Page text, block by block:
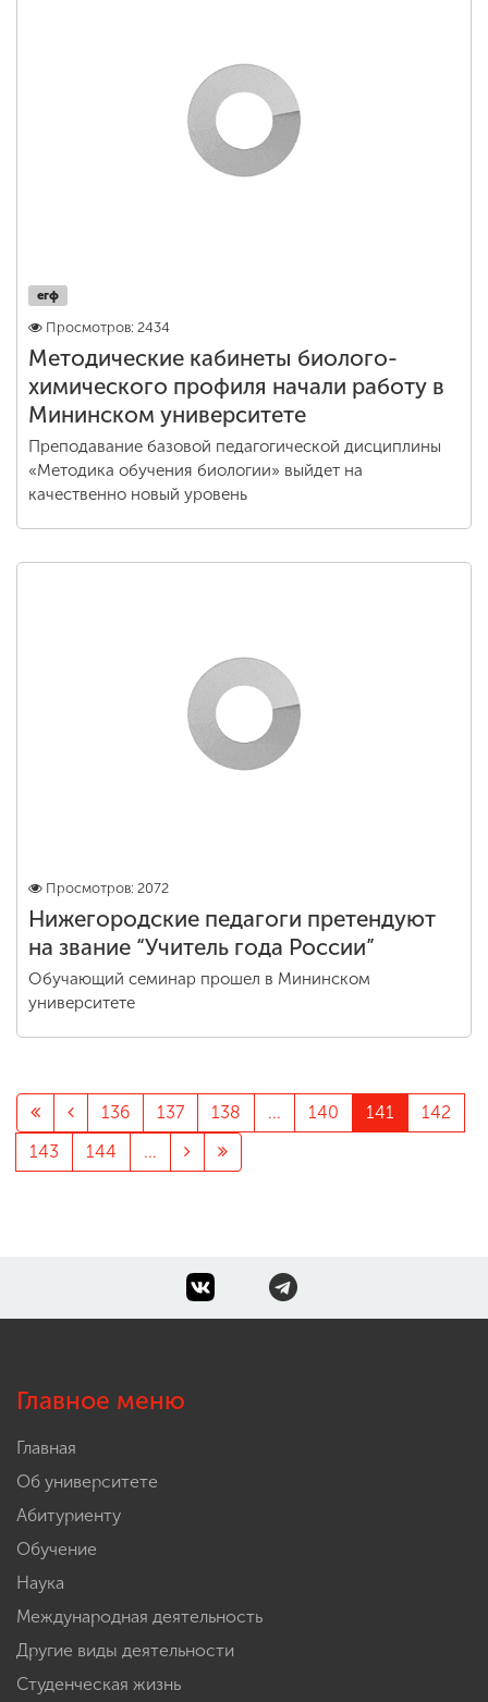
егф
Просмотров: 2434
Методические кабинеты биолого-
химического профиля начали работу в
Мининском университете
Преподавание базовой педагогической дисциплины
«Методика обучения биологии» выйдет на
качественно новый уровень
Просмотров: 2072
Нижегородские педагоги претендуют
на звание “Учитель года России”
Обучающий семинар прошел в Мининском
университете
136 137 138 ... 140 141
142
143
144 ...
Главное меню
Главная
Об университете
Абитуриенту
Обучение
Наука
Международная деятельность
Другие виды деятельности
Студенческая жизнь